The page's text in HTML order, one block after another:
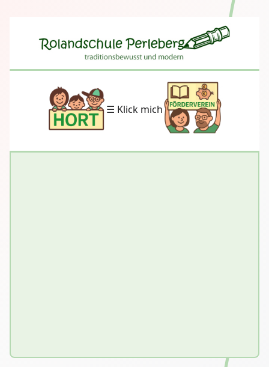
☰ Klick mich